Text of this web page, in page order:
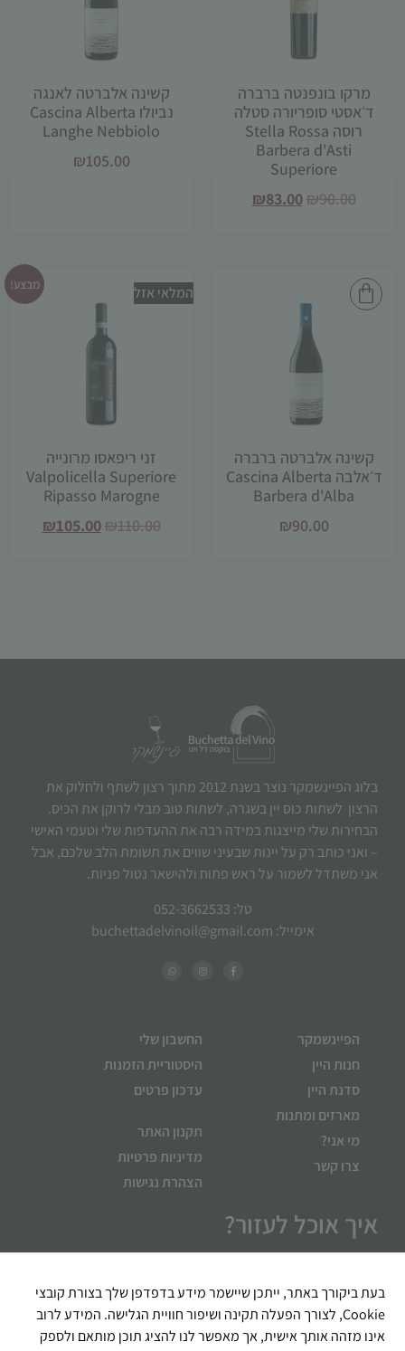
מרקו בונפנטה ברברה
ד׳אסטי סופריורה סטלה
רוסה Stella Rossa
Barbera d'Asti
Superiore
₪90.00
₪83.00
קשינה אלברטה לאנגה
נביולו Cascina Alberta
Langhe Nebbiolo
₪105.00
קשינה אלברטה ברברה
ד׳אלבה Cascina Alberta
Barbera d'Alba
₪90.00
מבצע!
זני ריפאסו מרונייה
Valpolicella Superiore
Ripasso Marogne
₪110.00
₪105.00
המלאי אזל
בלוג הפיינשמקר נוצר בשנת 2012 מתוך רצון לשתף ולחלוק את
הרצון לשתות כוס יין בשגרה, לשתות טוב מבלי לרוקן את הכיס.
הבחירות שלי מייצגות במידה רבה את ההעדפות שלי וטעמי האישי
– ואני כותב רק על יינות שבעיני שווים את תשומת הלב שלכם, אבל
אני משתדל לשמור על ראש פתוח ולהישאר נטול פניות.
טל: 052-3662533
אימייל: buchettadelvinoil@gmail.com
הפיינשמקר
חנות היין
סדנת היין
מארזים ומתנות
מי אני?
צרו קשר
החשבון שלי
היסטוריית הזמנות
עדכון פרטים
תקנון האתר
מדיניות פרטיות
הצהרת נגישות
איך אוכל לעזור?
בעת ביקורך באתר, ייתכן שיישמר מידע בדפדפן שלך בצורת קובצי
Cookie, לצורך הפעלה תקינה ושיפור חוויית הגלישה. המידע לרוב
אינו מזהה אותך אישית, אך מאפשר לנו להציג תוכן מותאם ולספק